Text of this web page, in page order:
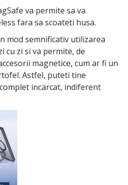
va permite sa va
fara sa scoateti husa.
mod semnificativ utilizarea
cu zi si va permite, de
magnetice, cum ar fi un
Astfel, puteti tine
incarcat, indiferent